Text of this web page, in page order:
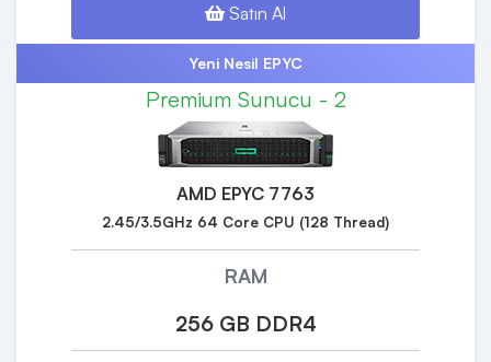
Satın Al
Yeni Nesil EPYC
Premium Sunucu - 2
AMD EPYC 7763
2.45/3.5GHz 64 Core CPU (128 Thread)
RAM
256 GB DDR4